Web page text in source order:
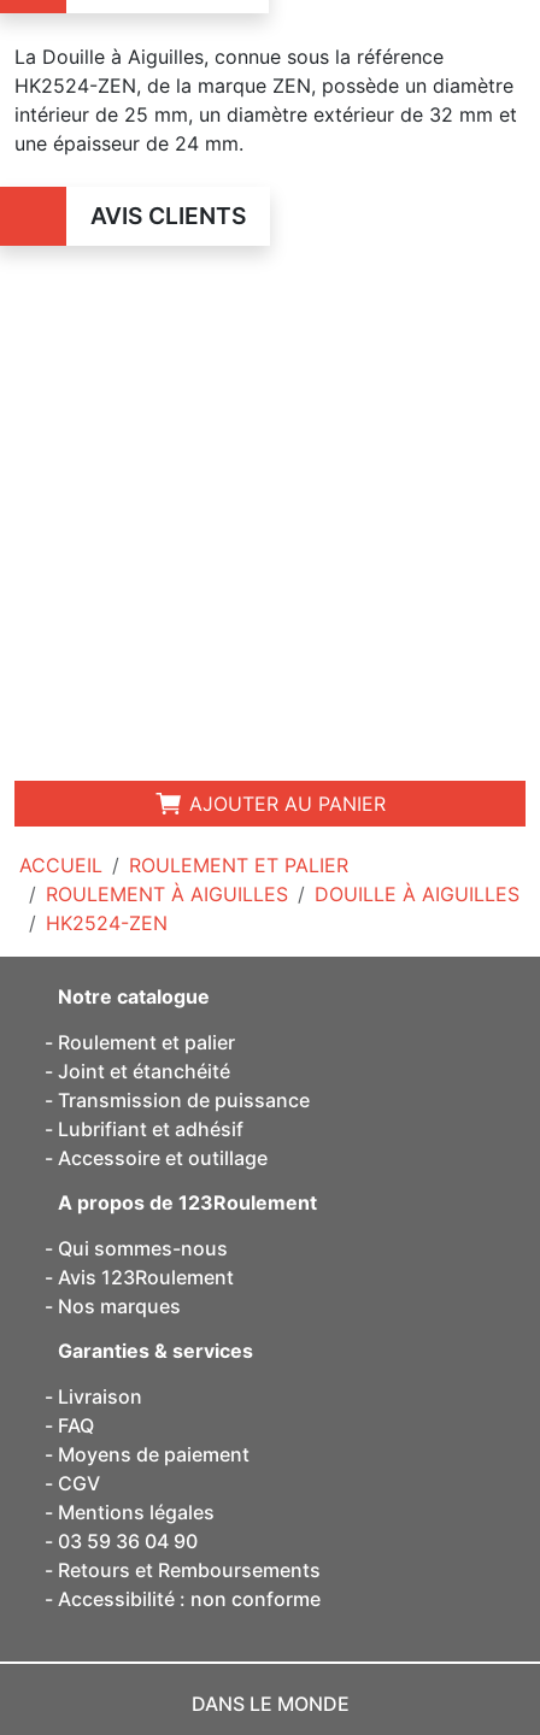
ACCUEIL
ROULEMENT ET PALIER
ROULEMENT À AIGUILLES
DOUILLE À AIGUILLES
HK2524-ZEN
La Douille à Aiguilles, connue sous la référence
HK2524-ZEN, de la marque ZEN, possède un diamètre
intérieur de 25 mm, un diamètre extérieur de 32 mm et
une épaisseur de 24 mm.
AVIS CLIENTS
AJOUTER AU PANIER
Notre catalogue
Roulement et palier
Joint et étanchéité
Transmission de puissance
Lubrifiant et adhésif
Accessoire et outillage
A propos de 123Roulement
Qui sommes-nous
Avis 123Roulement
Nos marques
Garanties & services
Livraison
FAQ
Moyens de paiement
CGV
Mentions légales
03 59 36 04 90
Retours et Remboursements
Accessibilité : non conforme
DANS LE MONDE